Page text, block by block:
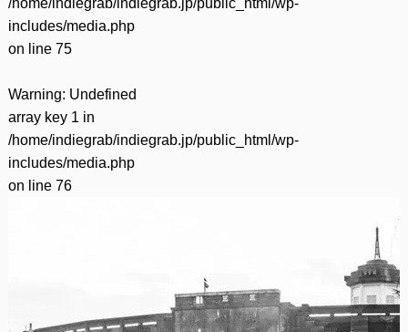
/home/indiegrab/indiegrab.jp/public_html/wp-
includes/media.php
on line 75
Warning: Undefined
array key 1 in
/home/indiegrab/indiegrab.jp/public_html/wp-
includes/media.php
on line 76